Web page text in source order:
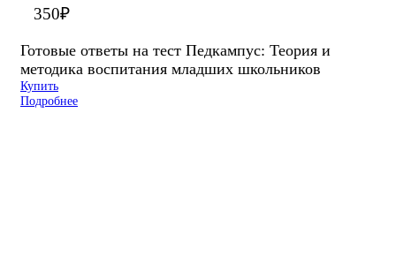
350₽
Готовые ответы на тест Педкампус: Теория и
методика воспитания младших школьников
Купить
Подробнее